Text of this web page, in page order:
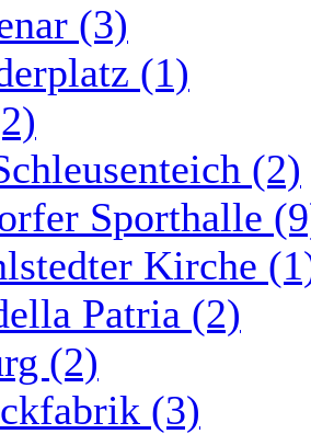
(3)
(1)
(2)
Sporthalle
Kirche
Patria (2)
(2)
(3)